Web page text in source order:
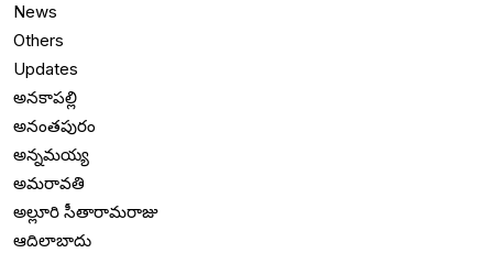
News
Others
Updates
అనకాపల్లి
అనంతపురం
అన్నమయ్య
అమరావతి
అల్లూరి సీతారామరాజు
ఆదిలాబాదు